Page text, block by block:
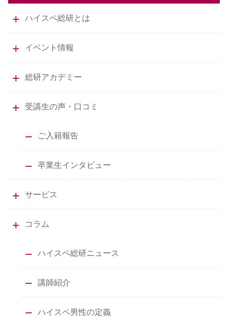
ハイスペ総研とは
イベント情報
総研アカデミー
受講生の声・口コミ
ご入籍報告
卒業生インタビュー
サービス
コラム
ハイスペ総研ニュース
講師紹介
ハイスペ男性の定義